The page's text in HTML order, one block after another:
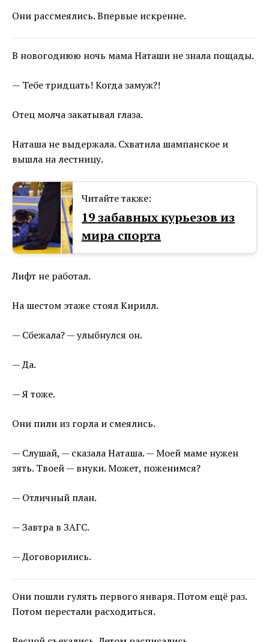
Они рассмеялись. Впервые искренне.
В новогоднюю ночь мама Наташи не знала пощады.
— Тебе тридцать! Когда замуж?!
Отец молча закатывал глаза.
Наташа не выдержала. Схватила шампанское и
вышла на лестницу.
Читайте также:
19 забавных курьезов из
мира спорта
Лифт не работал.
На шестом этаже стоял Кирилл.
— Сбежала? — улыбнулся он.
— Да.
— Я тоже.
Они пили из горла и смеялись.
— Слушай, — сказала Наташа. — Моей маме нужен
зять. Твоей — внуки. Может, поженимся?
— Отличный план.
— Завтра в ЗАГС.
— Договорились.
Они пошли гулять первого января. Потом ещё раз.
Потом перестали расходиться.